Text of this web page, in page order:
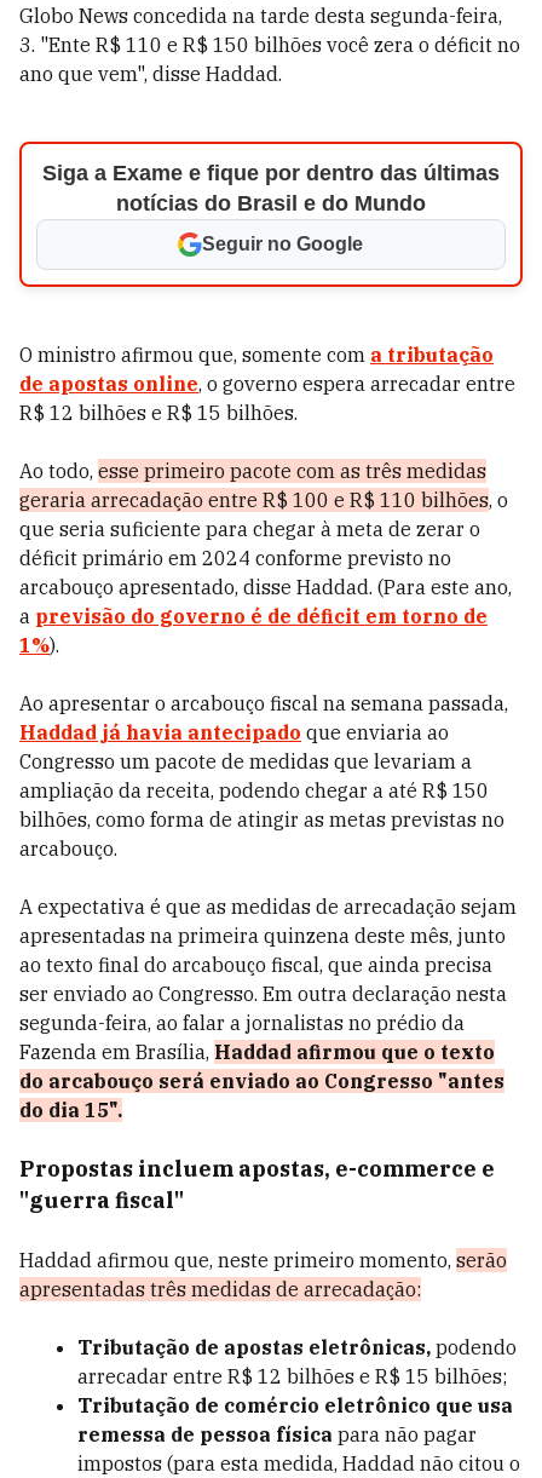
Globo News concedida na tarde desta segunda-feira,
3. "Ente R$ 110 e R$ 150 bilhões você zera o déficit no
ano que vem", disse Haddad.
Siga a Exame e fique por dentro das últimas
notícias do Brasil e do Mundo
Seguir no Google
O ministro afirmou que, somente com a tributação
de apostas online, o governo espera arrecadar entre
R$ 12 bilhões e R$ 15 bilhões.
Ao todo, esse primeiro pacote com as três medidas
geraria arrecadação entre R$ 100 e R$ 110 bilhões, o
que seria suficiente para chegar à meta de zerar o
déficit primário em 2024 conforme previsto no
arcabouço apresentado, disse Haddad. (Para este ano,
a previsão do governo é de déficit em torno de
1%).
Ao apresentar o arcabouço fiscal na semana passada,
Haddad já havia antecipado que enviaria ao
Congresso um pacote de medidas que levariam a
ampliação da receita, podendo chegar a até R$ 150
bilhões, como forma de atingir as metas previstas no
arcabouço.
A expectativa é que as medidas de arrecadação sejam
apresentadas na primeira quinzena deste mês, junto
ao texto final do arcabouço fiscal, que ainda precisa
ser enviado ao Congresso. Em outra declaração nesta
segunda-feira, ao falar a jornalistas no prédio da
Fazenda em Brasília, Haddad afirmou que o texto
do arcabouço será enviado ao Congresso "antes
do dia 15".
Propostas incluem apostas, e-commerce e
"guerra fiscal"
Haddad afirmou que, neste primeiro momento, serão
apresentadas três medidas de arrecadação:
Tributação de apostas eletrônicas, podendo
arrecadar entre R$ 12 bilhões e R$ 15 bilhões;
Tributação de comércio eletrônico que usa
remessa de pessoa física para não pagar
impostos (para esta medida, Haddad não citou o